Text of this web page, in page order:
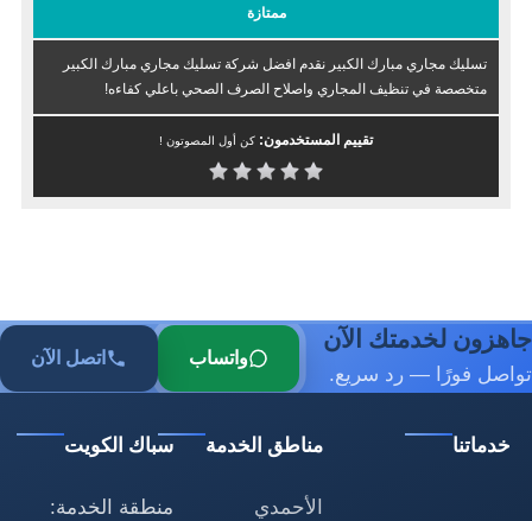
ممتازة
تسليك مجاري مبارك الكبير نقدم افضل شركة تسليك مجاري مبارك الكبير
متخصصة في تنظيف المجاري واصلاح الصرف الصحي باعلي كفاءه!
تقييم المستخدمون: كن أول المصوتون !
جاهزون لخدمتك الآن
تواصل فورًا — رد سريع.
واتساب اتصل الآن
خدماتنا مناطق الخدمة
الأحمدي
سباك الكويت
منطقة الخدمة: